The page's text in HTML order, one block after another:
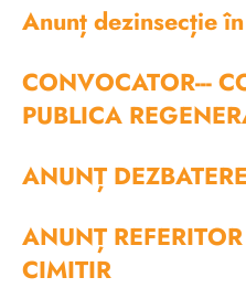
Anunț dezinsecție
CONVOCATOR---
PUBLICA
ANUNȚ
ANUNȚ
CIMITIR